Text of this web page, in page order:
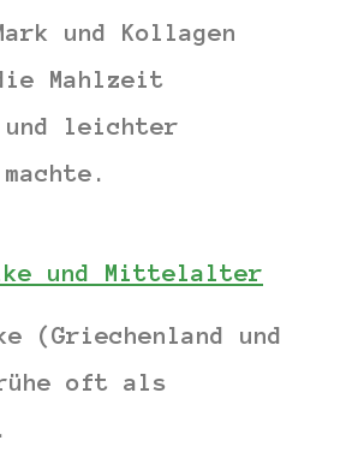
und Kollagen
Mahlzeit
leichter
und Mittelalter
(Griechenland und
oft als
.